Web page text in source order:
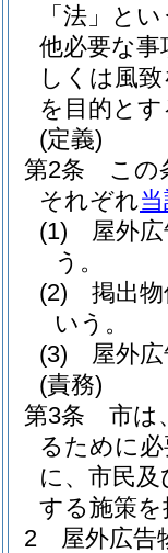
「法」と
他必要な
しくは風
を目的と
(定義)
第2条
この
それぞれ
(1)
屋外
う。
(2)
掲出
いう。
(3)
屋外
(責務)
第3条
市は
るために
に、市民
する施策
2
屋外広告